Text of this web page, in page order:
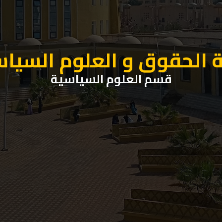
الحقوق و العلوم
قسم العلوم السياسية